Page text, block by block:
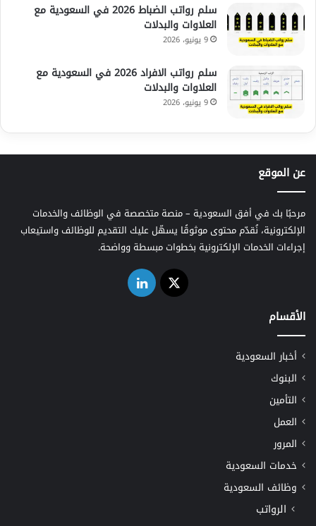
سلم رواتب الضباط 2026 في السعودية مع
العلاوات والبدلات
9 يونيو، 2026
سلم رواتب الافراد 2026 في السعودية مع
العلاوات والبدلات
9 يونيو، 2026
عن الموقع
مرحبًا بك في أفق السعودية – منصة متخصصة في الوظائف والخدمات
الإلكترونية، نُقدّم محتوى موثوقًا يسهّل عليك التقديم للوظائف واستيعاب
إجراءات الخدمات الإلكترونية بخطوات مبسطة وواضحة.
‫X لينكدإن
الأقسام
أخبار السعودية
البنوك
التأمين
العمل
المرور
خدمات السعودية
وظائف السعودية
الرواتب